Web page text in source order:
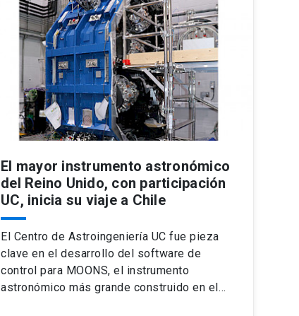
El mayor instrumento astronómico
del Reino Unido, con participación
UC, inicia su viaje a Chile
El Centro de Astroingeniería UC fue pieza
clave en el desarrollo del software de
control para MOONS, el instrumento
astronómico más grande construido en el…